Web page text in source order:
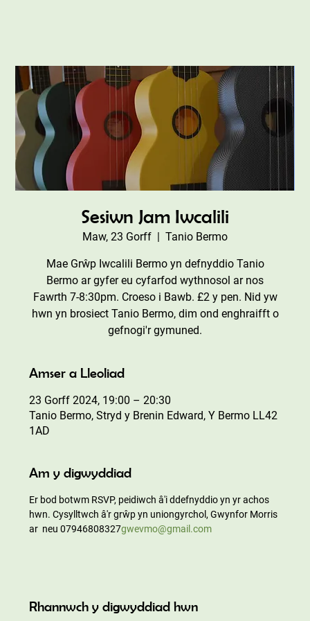
Sesiwn Jam Iwcalili
Maw, 23 Gorff
  |
Tanio Bermo
Mae Grŵp Iwcalili Bermo yn defnyddio Tanio
Bermo ar gyfer eu cyfarfod wythnosol ar nos
Fawrth 7-8:30pm. Croeso i Bawb. £2 y pen. Nid yw
hwn yn brosiect Tanio Bermo, dim ond enghraifft o
gefnogi'r gymuned.
Amser a Lleoliad
23 Gorff 2024, 19:00 – 20:30
Tanio Bermo, Stryd y Brenin Edward, Y Bermo LL42
1AD
Am y digwyddiad
Er bod botwm RSVP, peidiwch â'i ddefnyddio yn yr achos
hwn. Cysylltwch â'r grŵp yn uniongyrchol, Gwynfor Morris
ar neu 07946808327gwevmo@gmail.com
Rhannwch y digwyddiad hwn